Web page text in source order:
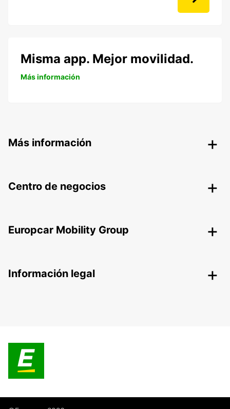
Misma app. Mejor movilidad.
Más información
Más información
Centro de negocios
Europcar Mobility Group
Información legal